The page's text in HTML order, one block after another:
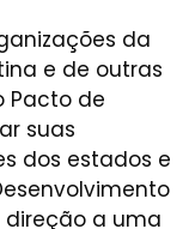
da
e de outras
Pacto de
suas
dos estados e
direção a uma